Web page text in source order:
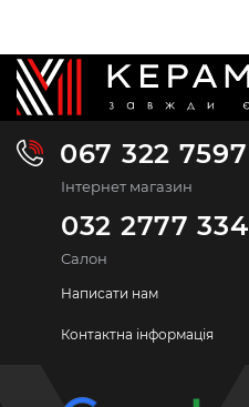
067 322 7597
Інтернет магазин
032 2777 334
Салон
Написати нам
Контактна інформація